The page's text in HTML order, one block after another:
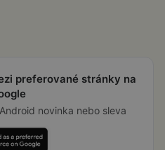
preferované stránky na
novinka nebo sleva